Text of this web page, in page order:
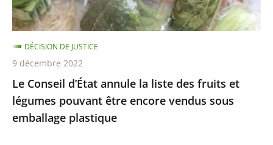
et
légumes
pouvant
être
encore
vendus
sous
Le Conseil d’État annule la liste des fruits et
légumes pouvant être encore vendus sous
emballage plastique
DÉCISION DE JUSTICE
9 décembre 2022